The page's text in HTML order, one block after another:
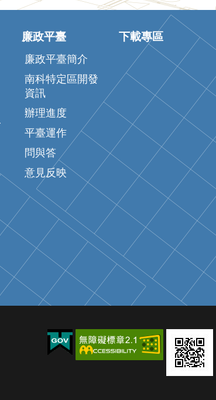
廉政平臺
廉政平臺簡介
南科特定區開發
資訊
辦理進度
平臺運作
問與答
意見反映
下載專區